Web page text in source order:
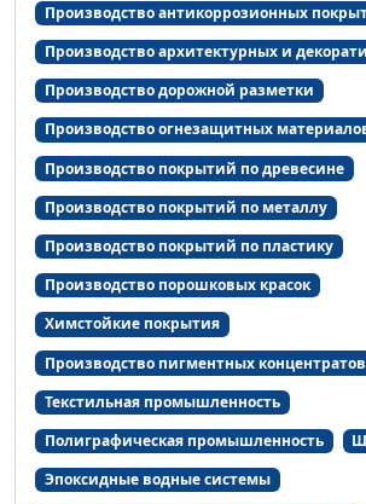
Производство антикоррозионных
Производство архитектурных и
Производство дорожной разметки
Производство огнезащитных
Производство покрытий по древесине
Производство покрытий по металлу
Производство покрытий по пластику
Производство порошковых красок
Химстойкие покрытия
Производство пигментных концентратов
Текстильная промышленность
Полиграфическая промышленность
Эпоксидные водные системы